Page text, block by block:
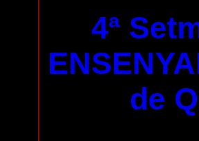
4ª
de